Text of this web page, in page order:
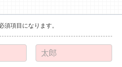
須項目になります。